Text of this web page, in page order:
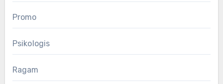
Promo
Psikologis
Ragam